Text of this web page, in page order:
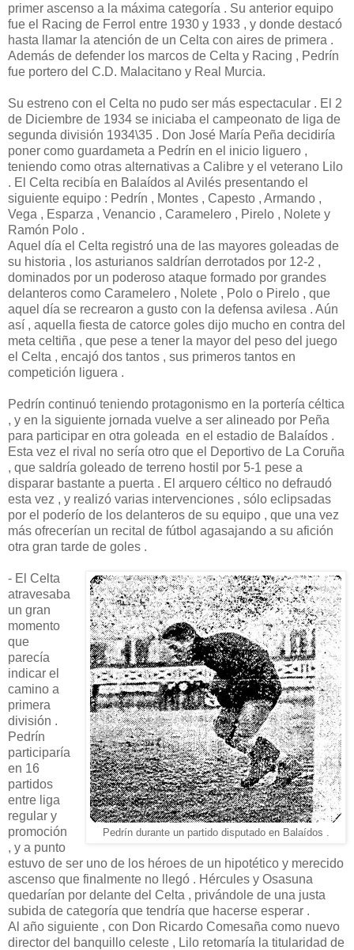
primer ascenso a la máxima categoría . Su anterior equipo
fue el Racing de Ferrol entre 1930 y 1933 , y donde destacó
hasta llamar la atención de un Celta con aires de primera .
Además de defender los marcos de Celta y Racing , Pedrín
fue portero del C.D. Malacitano y Real Murcia.
Su estreno con el Celta no pudo ser más espectacular . El 2
de Diciembre de 1934 se iniciaba el campeonato de liga de
segunda división 1934\35 . Don José María Peña decidiría
poner como guardameta a Pedrín en el inicio liguero ,
teniendo como otras alternativas a Calibre y el veterano Lilo
. El Celta recibía en Balaídos al Avilés presentando el
siguiente equipo : Pedrín , Montes , Capesto , Armando ,
Vega , Esparza , Venancio , Caramelero , Pirelo , Nolete y
Ramón Polo .
Aquel día el Celta registró una de las mayores goleadas de
su historia , los asturianos saldrían derrotados por 12-2 ,
dominados por un poderoso ataque formado por grandes
delanteros como Caramelero , Nolete , Polo o Pirelo , que
aquel día se recrearon a gusto con la defensa avilesa . Aún
así , aquella fiesta de catorce goles dijo mucho en contra del
meta celtiña , que pese a tener la mayor del peso del juego
el Celta , encajó dos tantos , sus primeros tantos en
competición liguera .
Pedrín continuó teniendo protagonismo en la portería céltica
, y en la siguiente jornada vuelve a ser alineado por Peña
para participar en otra goleada en el estadio de Balaídos .
Esta vez el rival no sería otro que el Deportivo de La Coruña
, que saldría goleado de terreno hostil por 5-1 pese a
disparar bastante a puerta . El arquero céltico no defraudó
esta vez , y realizó varias intervenciones , sólo eclipsadas
por el poderío de los delanteros de su equipo , que una vez
más ofrecerían un recital de fútbol agasajando a su afición
otra gran tarde de goles .
Pedrín durante un partido disputado en Balaídos .
- El Celta
atravesaba
un gran
momento
que
parecía
indicar el
camino a
primera
división .
Pedrín
participaría
en 16
partidos
entre liga
regular y
promoción
, y a punto
estuvo de ser uno de los héroes de un hipotético y merecido
ascenso que finalmente no llegó . Hércules y Osasuna
quedarían por delante del Celta , privándole de una justa
subida de categoría que tendría que hacerse esperar .
Al año siguiente , con Don Ricardo Comesaña como nuevo
director del banquillo celeste , Lilo retomaría la titularidad de